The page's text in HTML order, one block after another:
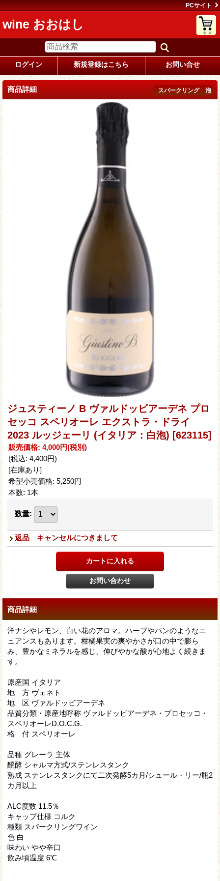
PCサイト
wine おおはし
ログイン 新規登録はこちら お問い合せ
商品詳細 スパークリング 泡
ジュスティーノ B ヴァルドッビアーデネ プロ
セッコ スペリオーレ エクストラ・ドライ
2023 ルッジェーリ (イタリア：白泡) [623115]
販売価格: 4,000円(税別)
(税込: 4,400円)
[在庫あり]
希望小売価格: 5,250円
本数: 1本
数量:
返品 キャンセルにつきまして
商品詳細
洋ナシやレモン、白い花のアロマ。ハーブやパンのようなニ
ュアンスもあります。柑橘果実の爽やかさが口の中で膨ら
み、豊かなミネラルを感じ、伸びやかな酸が心地よく続きま
す。
原産国 イタリア
地 方 ヴェネト
地 区 ヴァルドッビアーデネ
品質分類・原産地呼称 ヴァルドッビアーデネ・プロセッコ・
スペリオーレD.O.C.G.
格 付 スペリオーレ
品種 グレーラ 主体
醗酵 シャルマ方式/ステンレスタンク
熟成 ステンレスタンクにて二次発酵5カ月/シュール・リー/瓶2
カ月以上
ALC度数 11.5％
キャップ仕様 コルク
種類 スパークリングワイン
色 白
味わい やや辛口
飲み頃温度 6℃